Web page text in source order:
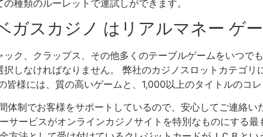
種類のルーレットで運試しができます。
ガスカジノ はリアルマネー ゲ
ク、クラップス、その他多くのテーブルゲームをいつ
択しなければなりません。 弊社のカジノスロットカテゴ
皆様には、質の高いゲームと、1,000以上のタイトルのコ
体制でお客様をサポートしているので、安心してご連絡い
サービスがオンラインカジノサイトを特別なものにする最